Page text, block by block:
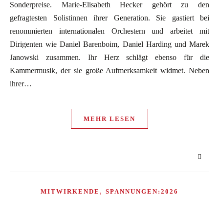
Sonderpreise. Marie-Elisabeth Hecker gehört zu den
gefragtesten Solistinnen ihrer Generation. Sie gastiert bei
renommierten internationalen Orchestern und arbeitet mit
Dirigenten wie Daniel Barenboim, Daniel Harding und Marek
Janowski zusammen. Ihr Herz schlägt ebenso für die
Kammermusik, der sie große Aufmerksamkeit widmet. Neben
ihrer…
MEHR LESEN
MITWIRKENDE , SPANNUNGEN:2026